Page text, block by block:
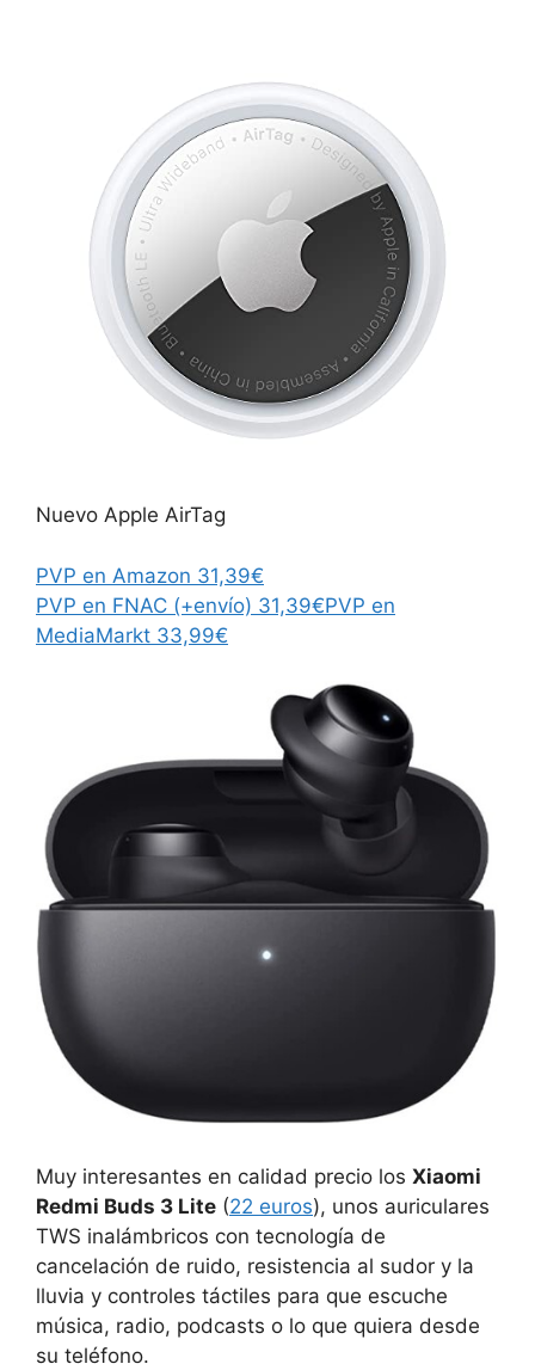
Nuevo Apple AirTag
PVP en Amazon 31,39€
PVP en FNAC (+envío) 31,39€PVP en
MediaMarkt 33,99€
Muy interesantes en calidad precio los Xiaomi
Redmi Buds 3 Lite (22 euros), unos auriculares
TWS inalámbricos con tecnología de
cancelación de ruido, resistencia al sudor y la
lluvia y controles táctiles para que escuche
música, radio, podcasts o lo que quiera desde
su teléfono.